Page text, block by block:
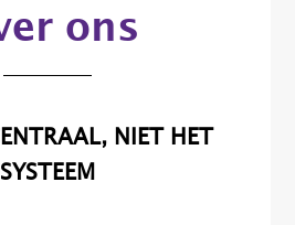
ons
NIET HET
SYSTEEM